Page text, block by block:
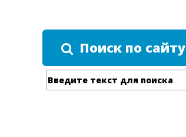
Поиск по сайту